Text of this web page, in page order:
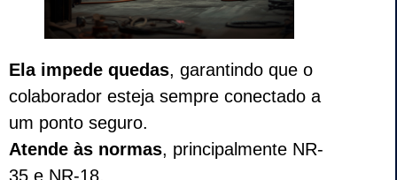
Ela impede quedas, garantindo que o
colaborador esteja sempre conectado a
um ponto seguro.
Atende às normas, principalmente NR-
35 e NR-18.